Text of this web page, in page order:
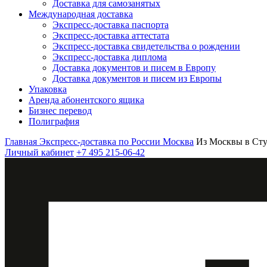
Доставка для самозанятых
Международная доставка
Экспресс-доставка паспорта
Экспресс-доставка аттестата
Экспресс-доставка свидетельства о рождении
Экспресс-доставка диплома
Доставка документов и писем в Европу
Доставка документов и писем из Европы
Упаковка
Аренда абонентского ящика
Бизнес перевод
Полиграфия
Главная Экспресс-доставка по России Москва Из Москвы в
Личный кабинет +7 495 215-06-42